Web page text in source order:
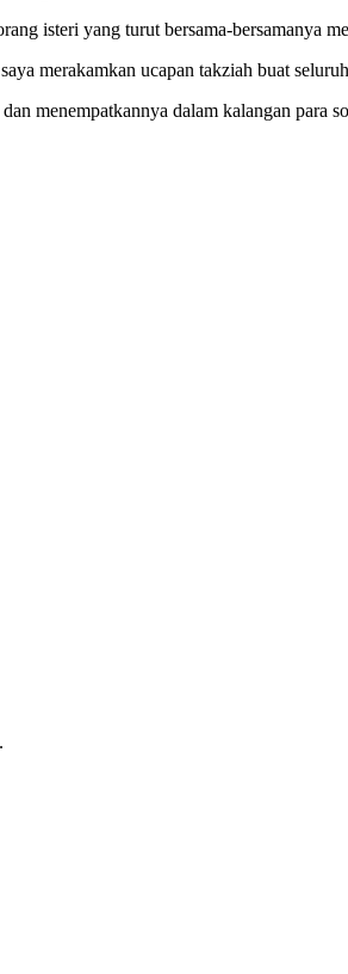
isteri yang turut bersama-bersamanya
merakamkan ucapan takziah buat
menempatkannya dalam kalangan para